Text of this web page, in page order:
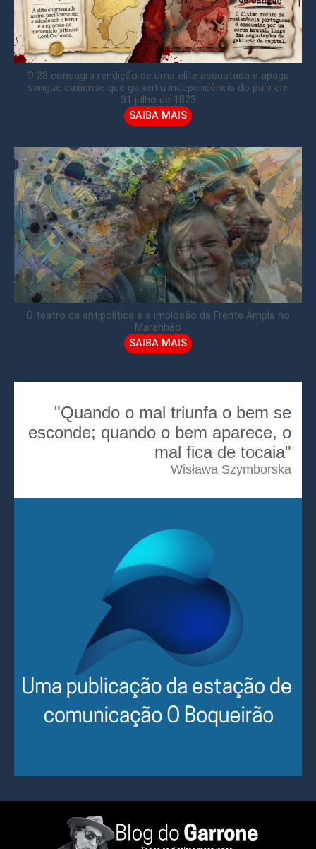
O 28 consagra rendição de uma elite assustada e apaga
sangue caxiense que garantiu independência do país em
31 julho de 1823
SAIBA MAIS
O teatro da antipolítica e a implosão da Frente Ampla no
Maranhão
SAIBA MAIS
"Quando o mal triunfa o bem se
esconde; quando o bem aparece, o
mal fica de tocaia"
Wisława Szymborska